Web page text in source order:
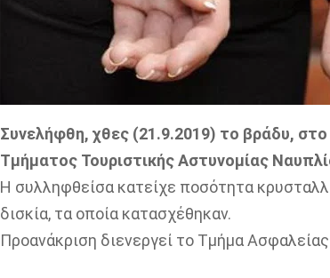
Συνελήφθη, χθες (21.9.2019) το βράδυ,
Τμήματος Τουριστικής Αστυνομίας
Η συλληφθείσα κατείχε ποσότητα
δισκία, τα οποία κατασχέθηκαν.
Προανάκριση διενεργεί το Τμήμα